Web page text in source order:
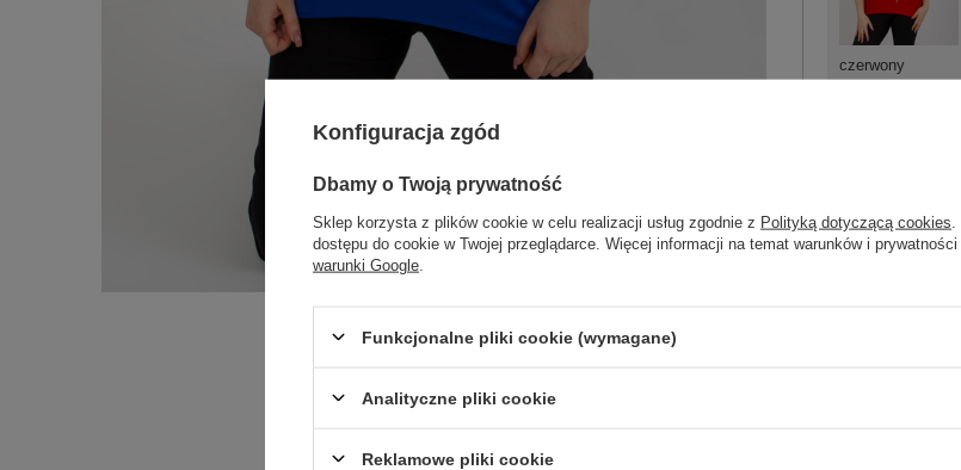
czerwony
Masz pytanie?
Zadzwoń+48
Konfiguracja zgód
Dbamy o Twoją prywatność
Sklep korzysta z plików cookie w celu realizacji usług zgodnie z Polityką dotyczącą cookies
dostępu do cookie w Twojej przeglądarce. Więcej informacji na temat warunków i
warunki Google
Funkcjonalne pliki cookie (wymagane)
Analityczne pliki cookie
Reklamowe pliki cookie